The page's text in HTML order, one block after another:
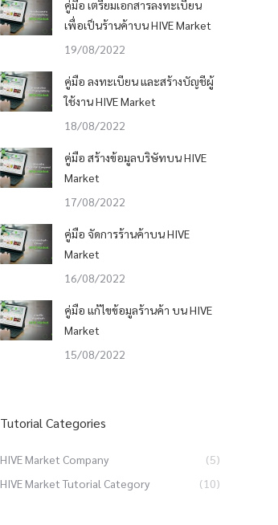
คู่มือ เตรียมเอกสารลงทะเบียน
เพื่อเป็นร้านค้าบน HIVE Market
19/08/2022
คู่มือ ลงทะเบียน และสร้างบัญชีผู้
ใช้งาน HIVE Market
18/08/2022
คู่มือ สร้างข้อมูลบริษัทบน HIVE
Market
17/08/2022
คู่มือ จัดการร้านค้าบน HIVE
Market
16/08/2022
คู่มือ แก้ไขข้อมูลร้านค้า บน HIVE
Market
15/08/2022
Tutorial Categories
HIVE Market Company
(5)
HIVE Market Tutorial Category
(10)